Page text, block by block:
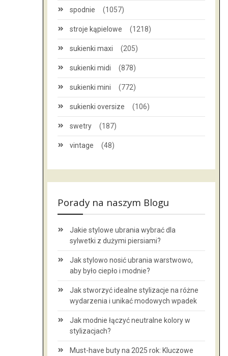
spodnie (1057)
stroje kąpielowe (1218)
sukienki maxi (205)
sukienki midi (878)
sukienki mini (772)
sukienki oversize (106)
swetry (187)
vintage (48)
Porady na naszym Blogu
Jakie stylowe ubrania wybrać dla
sylwetki z dużymi piersiami?
Jak stylowo nosić ubrania warstwowo,
aby było ciepło i modnie?
Jak stworzyć idealne stylizacje na różne
wydarzenia i unikać modowych wpadek
Jak modnie łączyć neutralne kolory w
stylizacjach?
Must-have buty na 2025 rok: Kluczowe